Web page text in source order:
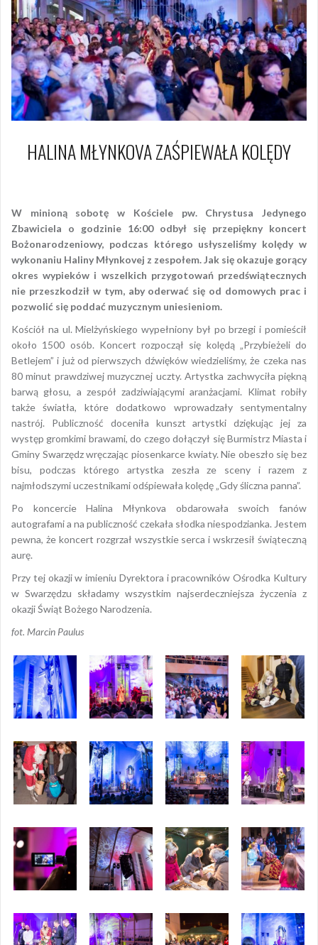
HALINA MŁYNKOVA ZAŚPIEWAŁA KOLĘDY
W minioną sobotę w Kościele pw. Chrystusa Jedynego
Zbawiciela o godzinie 16:00 odbył się przepiękny koncert
Bożonarodzeniowy, podczas którego usłyszeliśmy kolędy w
wykonaniu Haliny Młynkovej z zespołem. Jak się okazuje gorący
okres wypieków i wszelkich przygotowań przedświątecznych
nie przeszkodził w tym, aby oderwać się od domowych prac i
pozwolić się poddać muzycznym uniesieniom.
Kościół na ul. Mielżyńskiego wypełniony był po brzegi i pomieścił
około 1500 osób. Koncert rozpoczął się kolędą „Przybieżeli do
Betlejem” i już od pierwszych dźwięków wiedzieliśmy, że czeka nas
80 minut prawdziwej muzycznej uczty. Artystka zachwyciła piękną
barwą głosu, a zespół zadziwiającymi aranżacjami. Klimat robiły
także światła, które dodatkowo wprowadzały sentymentalny
nastrój. Publiczność doceniła kunszt artystki dziękując jej za
występ gromkimi brawami, do czego dołączył się Burmistrz Miasta i
Gminy Swarzędz wręczając piosenkarce kwiaty. Nie obeszło się bez
bisu, podczas którego artystka zeszła ze sceny i razem z
najmłodszymi uczestnikami odśpiewała kolędę „Gdy śliczna panna”.
Po koncercie Halina Młynkova obdarowała swoich fanów
autografami a na publiczność czekała słodka niespodzianka. Jestem
pewna, że koncert rozgrzał wszystkie serca i wskrzesił świąteczną
aurę.
Przy tej okazji w imieniu Dyrektora i pracowników Ośrodka Kultury
w Swarzędzu składamy wszystkim najserdeczniejsza życzenia z
okazji Świąt Bożego Narodzenia.
fot. Marcin Paulus